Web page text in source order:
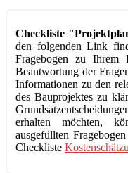
Checkliste
den folgenden Link
Fragebogen zu
Beantwortung der
Informationen zu den
des Bauprojektes zu
erhalten möchten,
ausgefüllten
Checkliste